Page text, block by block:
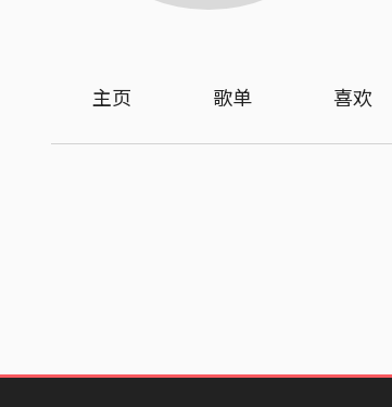
主页 歌单 喜欢